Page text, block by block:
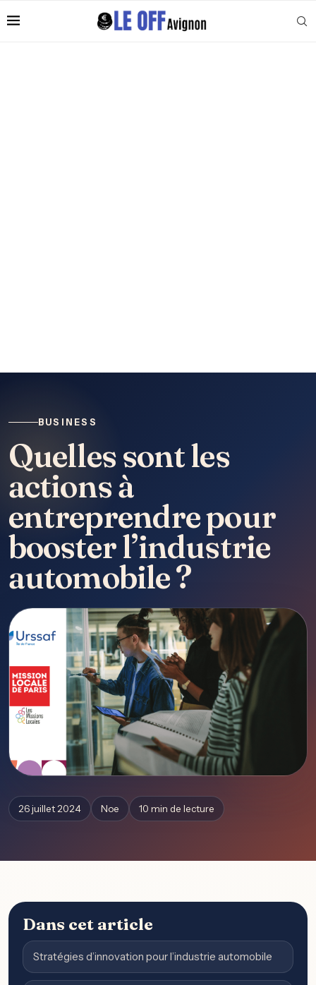
BUSINESS
Quelles sont les
actions à
entreprendre pour
booster l’industrie
automobile ?
26 juillet 2024 Noe 10 min de lecture
Dans cet article
Stratégies d’innovation pour l’industrie automobile